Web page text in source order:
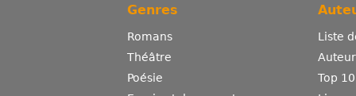
Genres
Romans
Théâtre
Poésie
Liste
Top